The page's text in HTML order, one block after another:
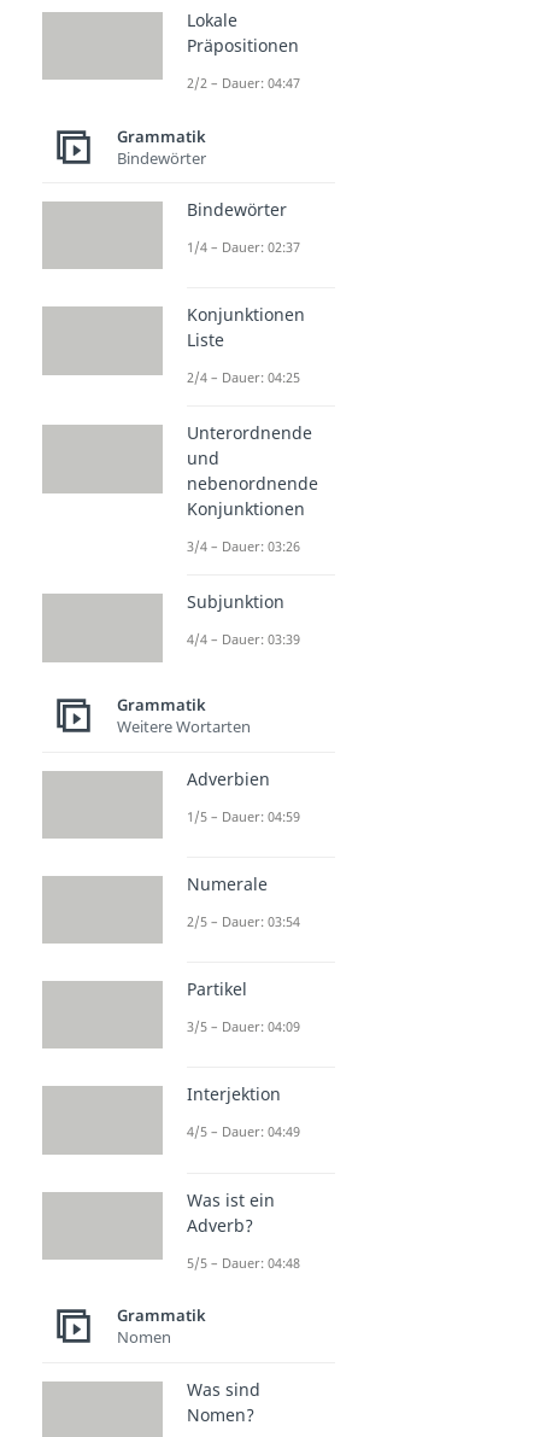
Lokale
Präpositionen
2/2 – Dauer: 04:47
Grammatik
Bindewörter
Bindewörter
1/4 – Dauer: 02:37
Konjunktionen
Liste
2/4 – Dauer: 04:25
Unterordnende
und
nebenordnende
Konjunktionen
3/4 – Dauer: 03:26
Subjunktion
4/4 – Dauer: 03:39
Grammatik
Weitere Wortarten
Adverbien
1/5 – Dauer: 04:59
Numerale
2/5 – Dauer: 03:54
Partikel
3/5 – Dauer: 04:09
Interjektion
4/5 – Dauer: 04:49
Was ist ein
Adverb?
5/5 – Dauer: 04:48
Grammatik
Nomen
Was sind
Nomen?